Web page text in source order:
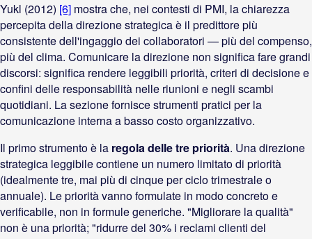
Yukl (2012) [6] mostra che, nei contesti di PMI, la chiarezza
percepita della direzione strategica è il predittore più
consistente dell'ingaggio dei collaboratori — più del compenso,
più del clima. Comunicare la direzione non significa fare grandi
discorsi: significa rendere leggibili priorità, criteri di decisione e
confini delle responsabilità nelle riunioni e negli scambi
quotidiani. La sezione fornisce strumenti pratici per la
comunicazione interna a basso costo organizzativo.
Il primo strumento è la regola delle tre priorità. Una direzione
strategica leggibile contiene un numero limitato di priorità
(idealmente tre, mai più di cinque per ciclo trimestrale o
annuale). Le priorità vanno formulate in modo concreto e
verificabile, non in formule generiche. "Migliorare la qualità"
non è una priorità; "ridurre del 30% i reclami clienti del